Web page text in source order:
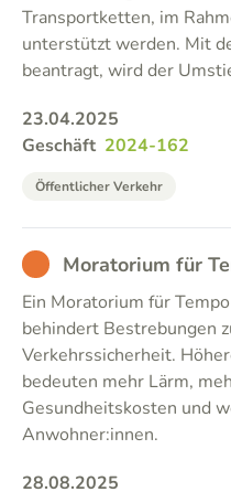
Transportketten, im
unterstützt werden. Mit
beantragt, wird der
23.04.2025
Geschäft 2024-162
Öffentlicher Verkehr
BAD Moratorium für
Ein Moratorium für
behindert Bestrebungen
Verkehrssicherheit.
bedeuten mehr Lärm,
Gesundheitskosten und
Anwohner:innen.
28.08.2025